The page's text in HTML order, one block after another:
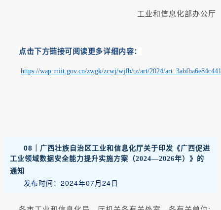
工业和信息化部办公厅
点击下方链接可阅读更多详细内容：
https://wap.miit.gov.cn/zwgk/zcwj/wjfb/tz/art/2024/
08｜ 广西壮族自治区工业和信息化厅关于印发《广西促进
工业领域数据安全能力提升实施方案（2024—2026年）》的
通知
发布时间：2024年07月24日